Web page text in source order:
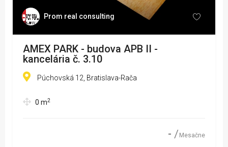
Prom real consulting
AMEX PARK - budova APB II -
kancelária č. 3.10
Púchovská 12, Bratislava-Rača
0 m2
- Mesačne